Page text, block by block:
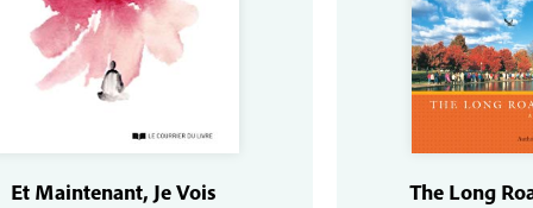
Et Maintenant, Je Vois The Long